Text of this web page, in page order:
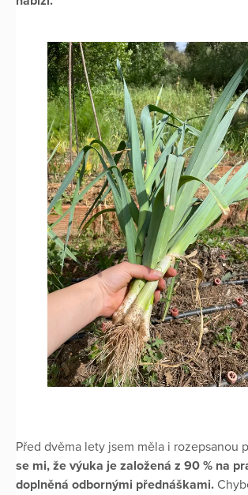
Před dvěma lety jsem měla i rozepsanou
se mi, že výuka je založená z 90 % na
doplněná odbornými přednáškami.